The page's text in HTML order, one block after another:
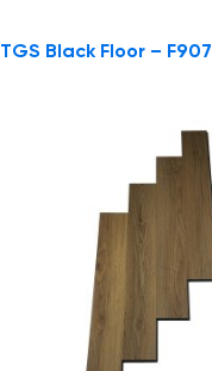
TGS Black Floor – F907